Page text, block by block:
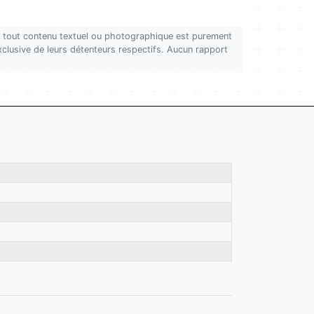
contenu textuel ou photographique est purement
de leurs détenteurs respectifs. Aucun rapport